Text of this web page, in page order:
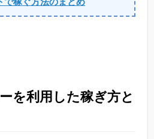
を利用した稼ぎ方と